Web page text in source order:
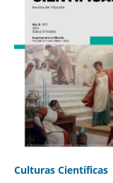
Culturas Científicas